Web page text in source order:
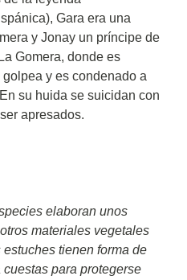
Gara era una
y Jonay un príncipe de
Gomera, donde es
y es condenado a
su huida se suicidan con
apresados.
elaboran unos
materiales vegetales
tienen forma de
para protegerse